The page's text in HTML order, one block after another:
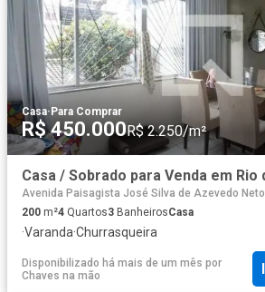
Casa· Para Comprar
R$ 450.000R$ 2.250/m²
Avenida Paisagista José Silva de Azevedo Neto
200 m²4 Quartos3 BanheirosCasa
·Varanda·Churrasqueira
Disponibilizado há mais de um mês por
Chaves na mão